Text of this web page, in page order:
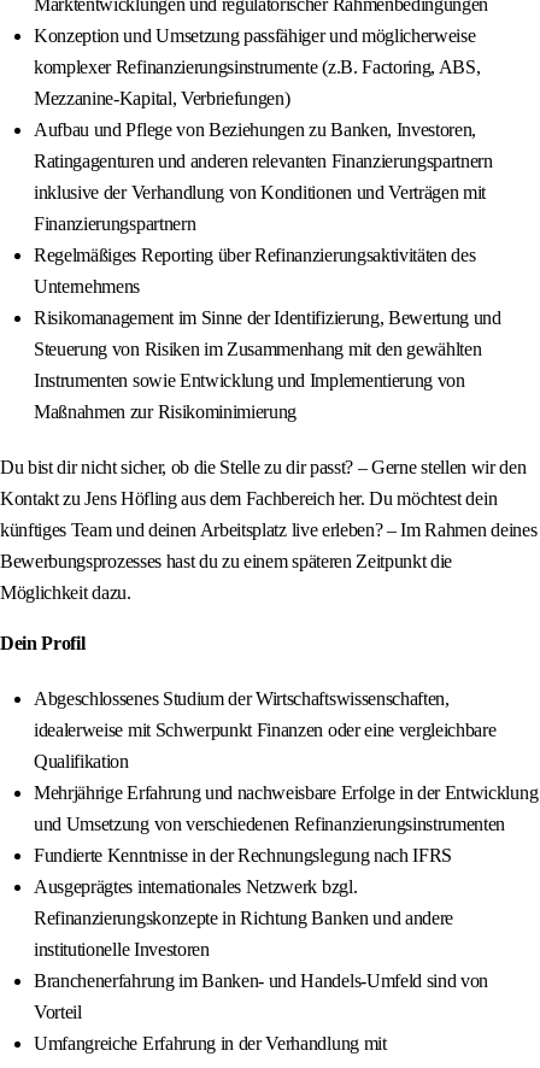
Marktentwicklungen und regulatorischer Rahmenbedingungen
Konzeption und Umsetzung passfähiger und möglicherweise
komplexer Refinanzierungsinstrumente (z.B. Factoring, ABS,
Mezzanine-Kapital, Verbriefungen)
Aufbau und Pflege von Beziehungen zu Banken, Investoren,
Ratingagenturen und anderen relevanten Finanzierungspartnern
inklusive der Verhandlung von Konditionen und Verträgen mit
Finanzierungspartnern
Regelmäßiges Reporting über Refinanzierungsaktivitäten des
Unternehmens
Risikomanagement im Sinne der Identifizierung, Bewertung und
Steuerung von Risiken im Zusammenhang mit den gewählten
Instrumenten sowie Entwicklung und Implementierung von
Maßnahmen zur Risikominimierung
Du bist dir nicht sicher, ob die Stelle zu dir passt? – Gerne stellen wir den
Kontakt zu Jens Höfling aus dem Fachbereich her. Du möchtest dein
künftiges Team und deinen Arbeitsplatz live erleben? – Im Rahmen deines
Bewerbungsprozesses hast du zu einem späteren Zeitpunkt die
Möglichkeit dazu.
Dein Profil
Abgeschlossenes Studium der Wirtschaftswissenschaften,
idealerweise mit Schwerpunkt Finanzen oder eine vergleichbare
Qualifikation
Mehrjährige Erfahrung und nachweisbare Erfolge in der Entwicklung
und Umsetzung von verschiedenen Refinanzierungsinstrumenten
Fundierte Kenntnisse in der Rechnungslegung nach IFRS
Ausgeprägtes internationales Netzwerk bzgl.
Refinanzierungskonzepte in Richtung Banken und andere
institutionelle Investoren
Branchenerfahrung im Banken- und Handels-Umfeld sind von
Vorteil
Umfangreiche Erfahrung in der Verhandlung mit